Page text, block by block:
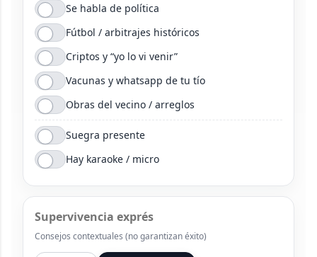
Se habla de política
Fútbol / arbitrajes históricos
Criptos y “yo lo vi venir”
Vacunas y whatsapp de tu tío
Obras del vecino / arreglos
Suegra presente
Hay karaoke / micro
Supervivencia exprés
Consejos contextuales (no garantizan éxito)